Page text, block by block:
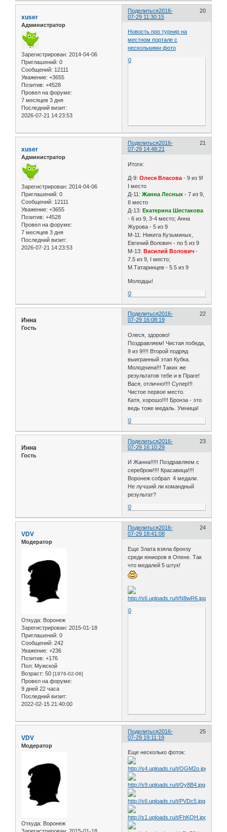
Поделиться 20
2016-
07-29 11:30:15
xuser
Администратор
Зарегистрирован: 2014-04-06
Приглашений: 0
Сообщений: 12111
Уважение: +3655
Позитив: +4528
Провел на форуме:
7 месяцев 3 дня
Последний визит:
2026-07-21 14:23:53
Новость про турнир на
местном портале с
несколькими фото
0
Поделиться 21
2016-
07-29 14:48:21
xuser
Администратор
Зарегистрирован: 2014-04-06
Приглашений: 0
Сообщений: 12111
Уважение: +3655
Позитив: +4528
Провел на форуме:
7 месяцев 3 дня
Последний визит:
2026-07-21 14:23:53
Итоги:
Д-9:Олеся Власова - 9 из 9!
I место
Д-11:Жанна Лесных - 7 из 9,
II место
Д-13:Екатерина Шестакова
- 6 из 9, 3-4 место; Анна
Журова - 5 из 9
М-11: Никита Кузьминых,
Евгений Волович - по 5 из 9
М-13:Василий Волович -
7.5 из 9, I место;
М.Татаринцев - 5.5 из 9
Молодцы!
0
Поделиться 22
2016-
07-29 16:08:19
Инна
Гость
Олеся, здорово!
Поздравляем! Чистая победа,
9 из 9!!!! Второй подряд
выигранный этап Кубка.
Молодчина!!! Таких же
результатов тебе и в Праге!
Вася, отлично!!!! Супер!!!
Чистое первое место.
Катя, хорошо!!!! Бронза - это
ведь тоже медаль. Умница!
0
Поделиться 23
2016-
07-29 16:10:29
Инна
Гость
И Жанна!!!!! Поздравляем с
серебром!!!! Красавица!!!!
Воронеж собрал 4 медали.
Не лучший ли командный
результат?
0
Поделиться 24
2016-
07-29 18:41:08
VDV
Модератор
Откуда: Воронеж
Зарегистрирован: 2015-01-18
Приглашений: 0
Сообщений: 242
Уважение: +236
Позитив: +176
Пол: Мужской
Возраст: 50 [1976-02-06]
Провел на форуме:
9 дней 22 часа
Последний визит:
2022-02-15 21:40:00
Еще Злата взяла бронзу
среди юниоров в Опене. Так
что медалей 5 штук!
0
Поделиться 25
2016-
07-29 19:11:19
VDV
Модератор
Откуда: Воронеж
Еще несколько фоток: